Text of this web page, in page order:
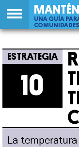
Jump
to
navigation
UNA GUÍA
Back
to
top
10
Reduzca La
Calor
10
La